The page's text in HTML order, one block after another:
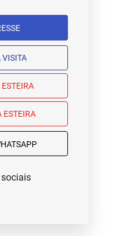
UMA VISITA
ESTEIRA